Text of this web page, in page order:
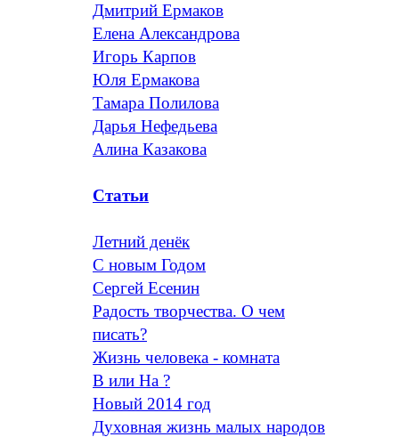
Дмитрий Ермаков
Елена Александрова
Игорь Карпов
Юля Ермакова
Тамара Полилова
Дарья Нефедьева
Алина Казакова
Статьи
Летний денёк
С новым Годом
Сергей Есенин
Радость творчества. О чем
писать?
Жизнь человека - комната
В или На ?
Новый 2014 год
Духовная жизнь малых народов